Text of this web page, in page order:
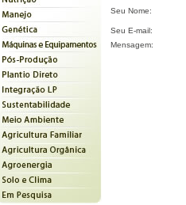
Seu Nome:
Seu E-mail:
Mensagem: